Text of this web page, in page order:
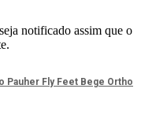
notificado assim que o
Pauher Fly Feet Bege Ortho